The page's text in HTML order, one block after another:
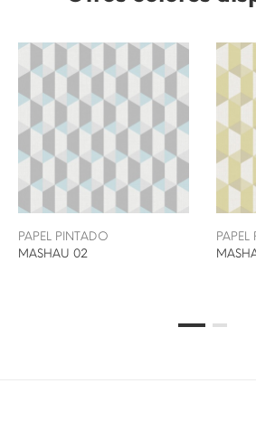
PAPEL PINTADO
MASHAU 02
PAPEL